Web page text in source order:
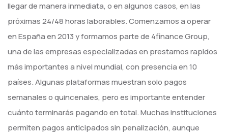
llegar de manera inmediata, o en algunos casos, en las
próximas 24/48 horas laborables. Comenzamos a operar
en España en 2013 y formamos parte de 4finance Group,
una de las empresas especializadas en prestamos rapidos
más importantes a nivel mundial, con presencia en 10
países. Algunas plataformas muestran solo pagos
semanales o quincenales, pero es importante entender
cuánto terminarás pagando en total. Muchas instituciones
permiten pagos anticipados sin penalización, aunque